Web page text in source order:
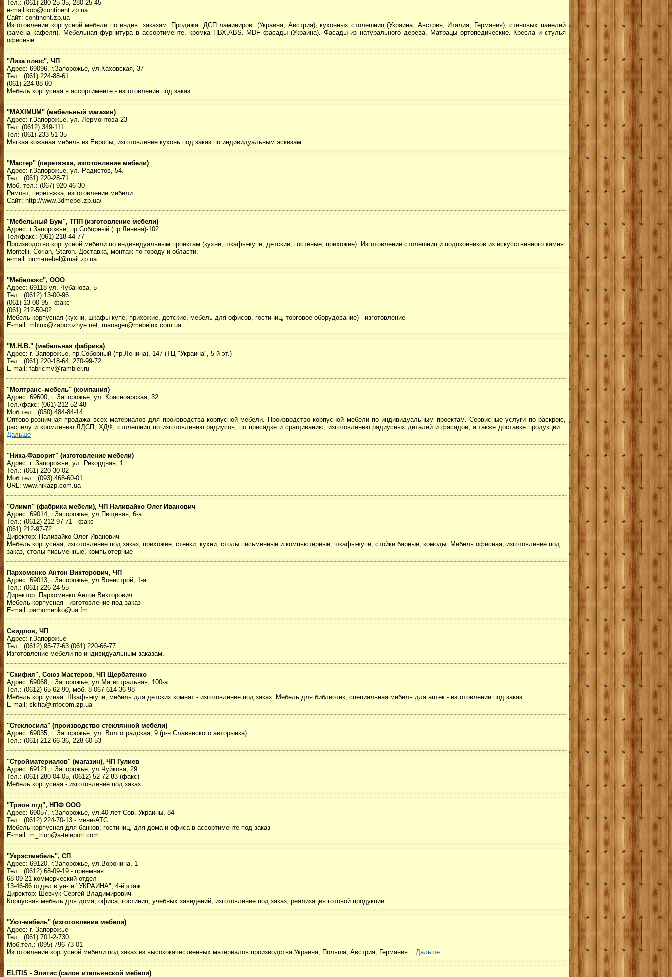
Тел.: (061) 280-25-35, 280-25-45
e-mail:kob@continent.zp.ua
Сайт: continent.zp.ua
Изготовление корпусной мебели по индив. заказам. Продажа: ДСП ламиниров. (Украина, Австрия), кухонных столешниц (Украина, Австрия, Италия, Германия), стеновых панелей
(замена кафеля). Мебельная фурнитура в ассортименте, кромка ПВХ,АВS. MDF фасады (Украина). Фасады из натурального дерева. Матрацы ортопедические. Кресла и стулья
офисные.
"Лиза плюс", ЧП
Адрес: 69096, г.Запорожье, ул.Каховская, 37
Тел.: (061) 224-88-61
(061) 224-88-60
Мебель корпусная в ассортименте - изготовление под заказ
"MAXIMUM" (мебельный магазин)
Адрес: г.Запорожье, ул. Лермонтова 23
Тел: (0612) 349-111
Тел: (061) 233-51-35
Мягкая кожаная мебель из Европы, изготовление кухонь под заказ по индивидуальным эскизам.
"Мастер" (перетяжка, изготовление мебели)
Адрес: г.Запорожье, ул. Радистов, 54.
Тел.: (061) 220-28-71
Моб. тел.: (067) 920-46-30
Ремонт, перетяжка, изготовление мебели.
Сайт: http://www.3dmebel.zp.ua/
"Мебельный Бум", ТПП (изготовление мебели)
Адрес: г.Запорожье, пр.Соборный (пр.Ленина)-102
Тел/факс: (061) 218-44-77
Производство корпусной мебели по индивидуальным проектам (кухни, шкафы-купе, детские, гостиные, прихожие). Изготовление столешниц и подоконников из искусственного камня
Montelli, Corian, Staron. Доставка, монтаж по городу и области.
e-mail: bum-mebel@mail.zp.ua
"Мебелюкс", ООО
Адрес: 69118 ул. Чубанова, 5
Тел.: (0612) 13-00-96
(061) 13-00-95 - факс
(061) 212-50-02
Мебель корпусная (кухни, шкафы-купе, прихожие, детские, мебель для офисов, гостиниц, торговое оборудование) - изготовление
E-mail: mblux@zaporozhye.net, manager@mebelux.com.ua
"М.Н.В." (мебельная фабрика)
Адрес: г. Запорожье, пр.Соборный (пр.Ленина), 147 (ТЦ "Украина", 5-й эт.)
Тел.: (061) 220-18-64, 270-99-72
E-mail: fabricmv@rambler.ru
"Молтранс–мебель" (компания)
Адрес: 69600, г. Запорожье, ул. Красноярская, 32
Тел./факс: (061) 212-52-48
Моб.тел.: (050) 484-84-14
Оптово-розничная продажа всех материалов для производства корпусной мебели. Производство корпусной мебели по индивидуальным проектам. Сервисные услуги по раскрою,
распилу и кромлению ЛДСП, ХДФ, столешниц по изготовлению радиусов, по присадке и сращиванию, изготовлению радиусных деталей и фасадов, а также доставке продукции...
Дальше
"Ника-Фаворит" (изготовление мебели)
Адрес: г. Запорожье, ул. Рекордная, 1
Тел.: (061) 220-30-02
Моб.тел.: (093) 468-60-01
URL: www.nikazp.com.ua
"Олимп" (фабрика мебели), ЧП Наливайко Олег Иванович
Адрес: 69014, г.Запорожье, ул.Пищевая, 6-а
Тел.: (0612) 212-97-71 - факс
(061) 212-97-72
Директор: Наливайко Олег Иванович
Мебель корпусная, изготовление под заказ, прихожие, стенки, кухни, столы письменные и компьютерные, шкафы-купе, стойки барные, комоды. Мебель офисная, изготовление под
заказ, столы письменные, компьютерные
Пархоменко Антон Викторович, ЧП
Адрес: 69013, г.Запорожье, ул.Военстрой, 1-а
Тел.: (061) 226-24-55
Директор: Пархоменко Антон Викторович
Мебель корпусная - изготовление под заказ
E-mail: parhomenko@ua.fm
Свидлов, ЧП
Адрес: г.Запорожье
Тел.: (0612) 95-77-63 (061) 220-66-77
Изготовление мебели по индивидуальным заказам.
"Скифия", Союз Мастеров, ЧП Щербатенко
Адрес: 69068, г.Запорожье, ул.Магистральная, 100-а
Тел.: (0612) 65-62-90, моб. 8-067-614-36-98
Мебель корпусная. Шкафы-купе, мебель для детских комнат - изготовление под заказ. Мебель для библиотек, специальная мебель для аптек - изготовление под заказ
E-mail: skifia@infocom.zp.ua
"Стеклосила" (производство стеклянной мебели)
Адрес: 69035, г. Запорожье, ул. Волгоградская, 9 (р-н Славянского авторынка)
Тел.: (061) 212-66-36, 228-60-53
"Стройматериалов" (магазин), ЧП Гулиев
Адрес: 69121, г.Запорожье, ул.Чуйкова, 29
Тел.: (061) 280-04-05, (0612) 52-72-83 (факс)
Мебель корпусная - изготовление под заказ
"Трион лтд", НПФ ООО
Адрес: 69057, г.Запорожье, ул.40 лет Сов. Украины, 84
Тел.: (0612) 224-70-13 - мини-АТС
Мебель корпусная для банков, гостиниц, для дома и офиса в ассортименте под заказ
E-mail: m_trion@a-teleport.com
"Укрэстмебель", СП
Адрес: 69120, г.Запорожье, ул.Воронина, 1
Тел.: (0612) 68-09-19 - приемная
68-09-21 коммерческий отдел
13-46-86 отдел в ун-ге "УКРАИНА", 4-й этаж
Директор: Шевчук Сергей Владимирович
Корпусная мебель для дома, офиса, гостиниц, учебных заведений, изготовление под заказ, реализация готовой продукции
"Уют-мебель" (изготовление мебели)
Адрес: г. Запорожье
Тел.: (061) 701-2-730
Моб.тел.: (095) 796-73-01
Изготовление корпусной мебели под заказ из высококачественных материалов производства Украина, Польша, Австрия, Германия... Дальше
ELITIS - Элитис (салон итальянской мебели)